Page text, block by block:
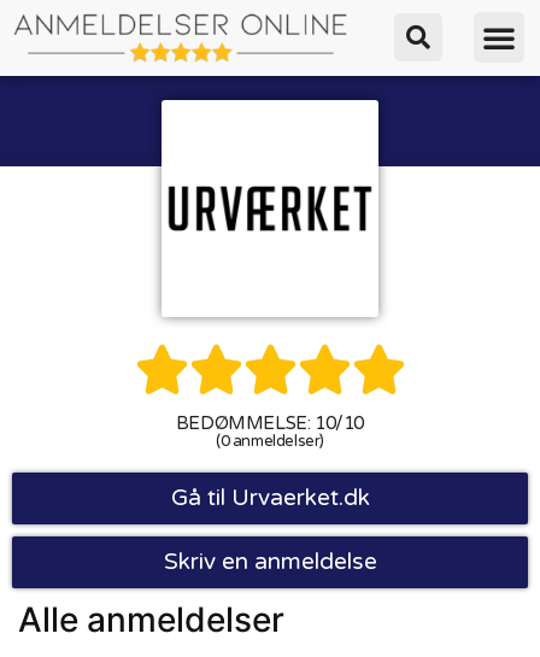

BEDØMMELSE: 10/10
(0 anmeldelser)
Gå til Urvaerket.dk
Skriv en anmeldelse
Alle anmeldelser